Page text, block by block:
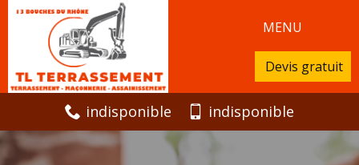
MENU
Devis gratuit
indisponible indisponible